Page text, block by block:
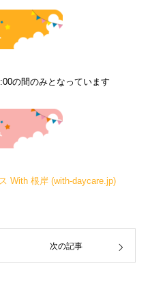
の間のみとなっています
With 根岸 (with-daycare.jp)
次の記事